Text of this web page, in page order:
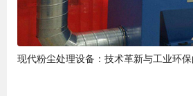
现代粉尘处理设备：技术革新与工业环